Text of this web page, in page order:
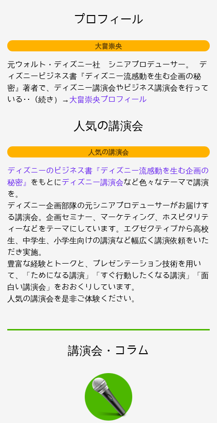
プロフィール
大畠崇央
元ウォルト・ディズニー社 シニアプロデューサー。 デ
ィズニービジネス書『ディズニー流感動を生む企画の秘
密』著者で、ディズニー講演会やビジネス講演会を行って
いる･･（続き）→ 大畠崇央プロフィール
人気の講演会
人気の講演会
ディズニーのビジネス書『ディズニー流感動を生む企画の
秘密』
をもとにディズニー講演会など色々なテーマで講演
を。
ディズニー企画部隊の元シニアプロデューサーがお届けす
る講演会。企画セミナー、マーケティング、ホスピタリテ
ィーなどをテーマにしています。エグゼクティブから高校
生、中学生、小学生向けの講演など幅広く講演依頼をいた
だき実施。
豊富な経験とトークと、プレゼンテーション技術を用い
て、「ためになる講演」「すぐ行動したくなる講演」「面
白い講演会」をおおくりしています。
人気の講演会を是非ご体験ください。
講演会・コラム